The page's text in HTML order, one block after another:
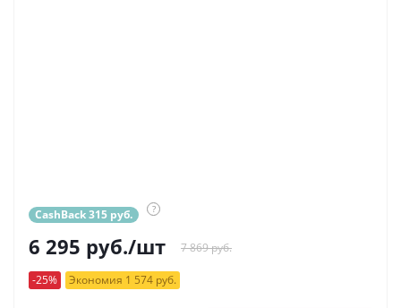
CashBack 315 руб. ?
6 295 руб./шт 7 869 руб.
-25% Экономия 1 574 руб.